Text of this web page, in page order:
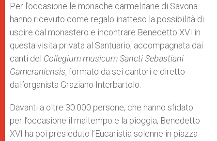
Per l’occasione le monache carmelitane di Savona
hanno ricevuto come regalo inatteso la possibilità di
uscire dal monastero e incontrare Benedetto XVI in
questa visita privata al Santuario, accompagnata dai
canti del Collegium musicum Sancti Sebastiani
Gameraniensis, formato da sei cantori e diretto
dall’organista Graziano Interbartolo.
Davanti a oltre 30.000 persone, che hanno sfidato
per l’occasione il maltempo e la pioggia, Benedetto
XVI ha poi presieduto l’Eucaristia solenne in piazza